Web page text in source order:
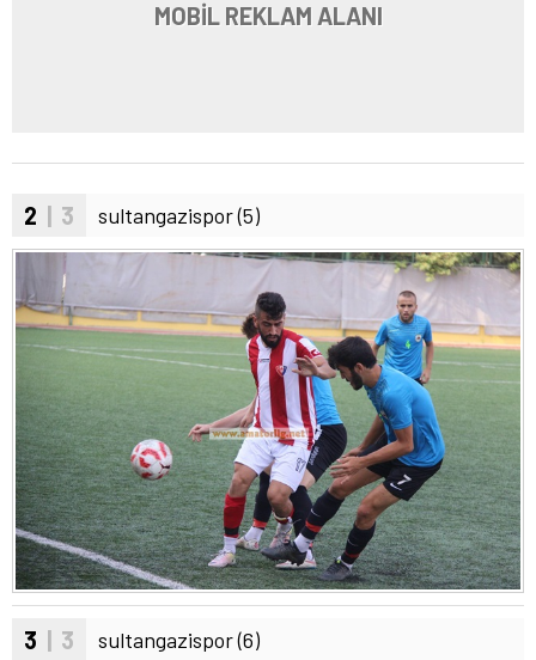
MOBİL REKLAM ALANI
2 | 3 sultangazispor (5)
3 | 3 sultangazispor (6)